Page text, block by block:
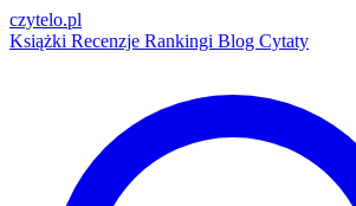
czytelo.pl
Książki Recenzje Rankingi Blog Cytaty